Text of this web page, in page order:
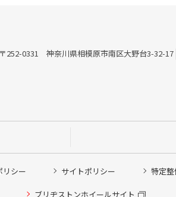
〒252-0331 神奈川県相模原市南区大野台3-32-17
リシー サイトポリシー 特定
ブリヂストンホイールサイト